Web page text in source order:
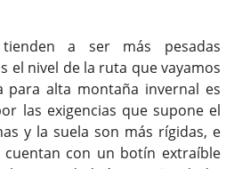
a ser más pesadas
el nivel de la ruta que vayamos
para alta montaña invernal es
las exigencias que supone el
y la suela son más rígidas, e
cuentan con un botín extraíble